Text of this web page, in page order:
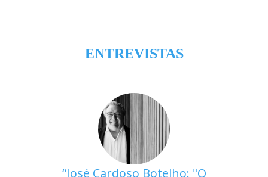
ENTREVISTAS
José Cardoso Botelho: "O